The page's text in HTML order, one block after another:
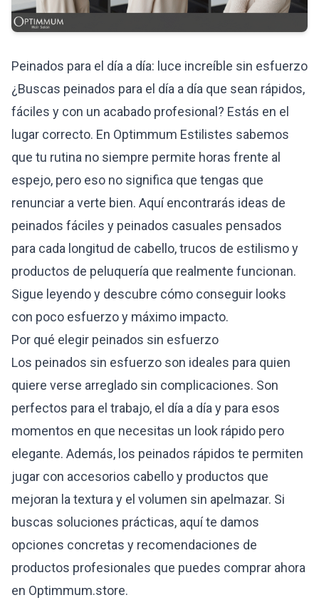
Peinados para el día a día: luce increíble sin esfuerzo
¿Buscas peinados para el día a día que sean rápidos,
fáciles y con un acabado profesional? Estás en el
lugar correcto. En Optimmum Estilistes sabemos
que tu rutina no siempre permite horas frente al
espejo, pero eso no significa que tengas que
renunciar a verte bien. Aquí encontrarás ideas de
peinados fáciles y peinados casuales pensados
para cada longitud de cabello, trucos de estilismo y
productos de peluquería que realmente funcionan.
Sigue leyendo y descubre cómo conseguir looks
con poco esfuerzo y máximo impacto.
Por qué elegir peinados sin esfuerzo
Los peinados sin esfuerzo son ideales para quien
quiere verse arreglado sin complicaciones. Son
perfectos para el trabajo, el día a día y para esos
momentos en que necesitas un look rápido pero
elegante. Además, los peinados rápidos te permiten
jugar con accesorios cabello y productos que
mejoran la textura y el volumen sin apelmazar. Si
buscas soluciones prácticas, aquí te damos
opciones concretas y recomendaciones de
productos profesionales que puedes comprar ahora
en Optimmum.store.